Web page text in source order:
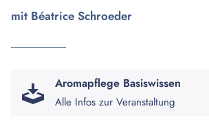
mit Béatrice Schroeder
Aromapflege Basiswissen
Alle Infos zur Veranstaltung